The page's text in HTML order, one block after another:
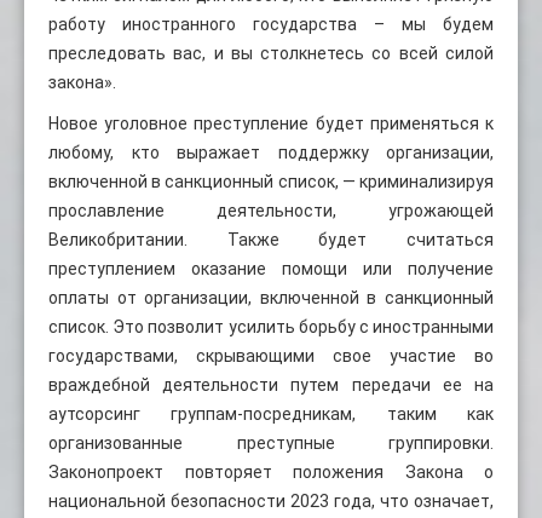
работу иностранного государства – мы будем
преследовать вас, и вы столкнетесь со всей силой
закона».
Новое уголовное преступление будет применяться к
любому, кто выражает поддержку организации,
включенной в санкционный список, — криминализируя
прославление деятельности, угрожающей
Великобритании. Также будет считаться
преступлением оказание помощи или получение
оплаты от организации, включенной в санкционный
список. Это позволит усилить борьбу с иностранными
государствами, скрывающими свое участие во
враждебной деятельности путем передачи ее на
аутсорсинг группам-посредникам, таким как
организованные преступные группировки.
Законопроект повторяет положения Закона о
национальной безопасности 2023 года, что означает,